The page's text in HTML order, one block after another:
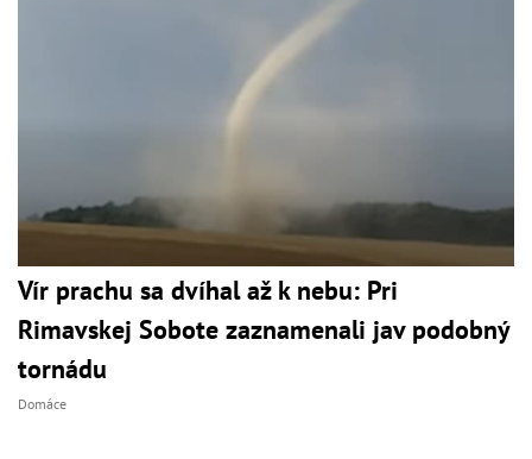
Vír prachu sa dvíhal až k nebu: Pri
Rimavskej Sobote zaznamenali jav podobný
tornádu
Domáce